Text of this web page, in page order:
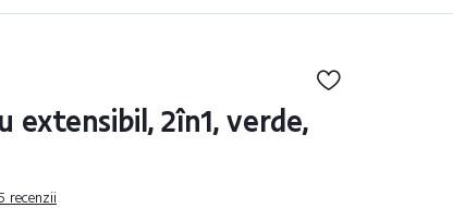
2în1, verde,
recenzii